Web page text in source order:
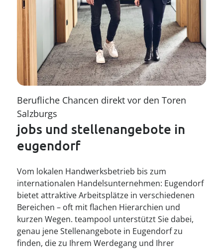
----
Berufliche Chancen direkt vor den Toren
Salzburgs
jobs und stellenangebote in
eugendorf
Vom lokalen Handwerksbetrieb bis zum
internationalen Handelsunternehmen: Eugendorf
bietet attraktive Arbeitsplätze in verschiedenen
Bereichen – oft mit flachen Hierarchien und
kurzen Wegen. teampool unterstützt Sie dabei,
genau jene Stellenangebote in Eugendorf zu
finden, die zu Ihrem Werdegang und Ihrer